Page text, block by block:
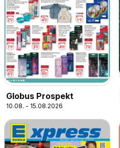
Globus Prospekt
10.08. - 15.08.2026